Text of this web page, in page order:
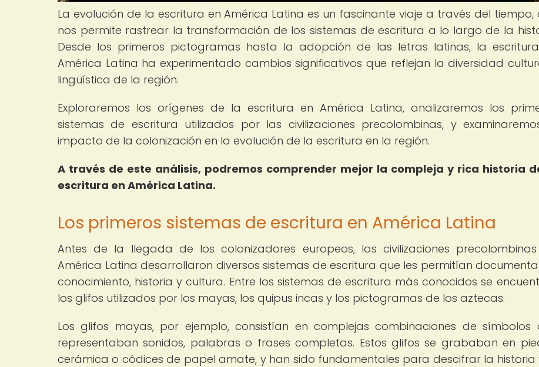
La evolución de la escritura en América Latina es un fascinante viaje a través del tiempo,
nos permite rastrear la transformación de los sistemas de escritura a lo largo de la
Desde los primeros pictogramas hasta la adopción de las letras latinas, la
América Latina ha experimentado cambios significativos que reflejan la diversidad
lingüística de la región.
Exploraremos los orígenes de la escritura en América Latina, analizaremos los
sistemas de escritura utilizados por las civilizaciones precolombinas, y
impacto de la colonización en la evolución de la escritura en la región.
A través de este análisis, podremos comprender mejor la compleja y rica historia
escritura en América Latina.
Los primeros sistemas de escritura en América Latina
Antes de la llegada de los colonizadores europeos, las civilizaciones
América Latina desarrollaron diversos sistemas de escritura que les permitían
conocimiento, historia y cultura. Entre los sistemas de escritura más conocidos se
los glifos utilizados por los mayas, los quipus incas y los pictogramas de los aztecas.
Los glifos mayas, por ejemplo, consistían en complejas combinaciones de símbolos
representaban sonidos, palabras o frases completas. Estos glifos se grababan en
cerámica o códices de papel amate, y han sido fundamentales para descifrar la historia